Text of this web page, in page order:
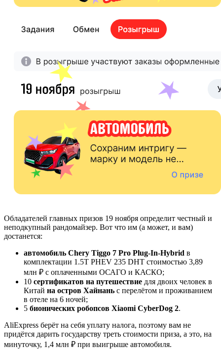
Обладателей главных призов 19 ноября определит честный и
неподкупный рандомайзер. Вот что им (а может, и вам)
достанется:
автомобиль Chery Tiggo 7 Pro Plug-In-Hybrid в
комплектации 1.5T PHEV 235 DHT стоимостью 3,89
млн ₽ с оплаченными ОСАГО и КАСКО;
10 сертификатов на путешествие для двоих человек в
Китай на остров Хайнань с перелётом и проживанием
в отеле на 6 ночей;
5 бионических робопсов Xiaomi CyberDog 2.
AliExpress берёт на себя уплату налога, поэтому вам не
придётся дарить государству треть стоимости приза, а это, на
минуточку, 1,4 млн ₽ при выигрыше автомобиля.